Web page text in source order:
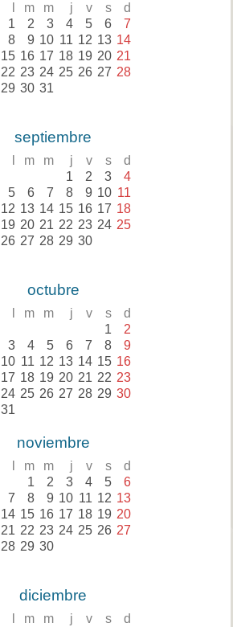
m m j v s d
1 2 3 4 5 6 7
8 9 10 11 12 13 14
15 16 17 18 19 20 21
22 23 24 25 26 27 28
29 30 31
septiembre
m m j v s d
1 2 3 4
5 6 7 8 9 10 11
12 13 14 15 16 17 18
19 20 21 22 23 24 25
26 27 28 29 30
octubre
m m j v s d
1 2
3 4 5 6 7 8 9
10 11 12 13 14 15 16
17 18 19 20 21 22 23
24 25 26 27 28 29 30
31
noviembre
m m j v s d
1 2 3 4 5 6
7 8 9 10 11 12 13
14 15 16 17 18 19 20
21 22 23 24 25 26 27
28 29 30
diciembre
m m j v s d